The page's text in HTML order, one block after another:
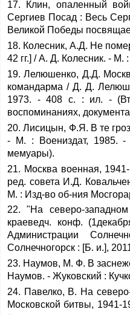
17. Клин, опаленный
Сергиев Посад : Весь
Великой Победы
18. Колесник, А.Д. Не
42 гг.] / А. Д. Колесник. -
19. Лелюшенко, Д.Д.
командарма / Д. Д.
1973. - 408 с. : ил. -
воспоминаниях,
20. Лисицын, Ф.Я. В те
- М. : Воениздат, 1985.
мемуары).
21. Москва военная,
ред. совета И.Д.
М. : Изд-во об-ния
22. "На северо-
краеведч. конф.
Администрации
Солнечногорск : [Б. и.],
23. Наумов, М. Ф. В
Наумов. - Жуковский :
24. Павелко, В. На
Московской битвы, 1941-